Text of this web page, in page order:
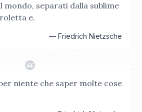
mondo, separati dalla sublime
e.
— Friedrich Nietzsche
niente che saper molte cose